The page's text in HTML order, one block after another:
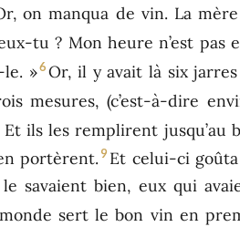
on manqua de vin. La
tu ? Mon heure n’est pas
le. »6 Or, il y avait là six
mesures, (c’est-à-dire
Et ils les remplirent jusqu’au
portèrent. 9 Et celui-ci goûta
savaient bien, eux qui
sert le bon vin en